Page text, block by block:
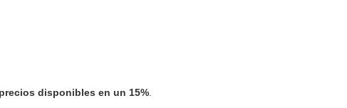
disponibles en un 15%